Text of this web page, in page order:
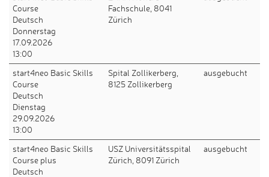
Course
Deutsch
Donnerstag
17.09.2026
13:00
Fachschule, 8041
Zürich
start4neo Basic Skills
Course
Deutsch
Dienstag
29.09.2026
13:00
Spital Zollikerberg,
8125 Zollikerberg
ausgebucht
start4neo Basic Skills
Course plus
Deutsch
USZ Universitätsspital
Zürich, 8091 Zürich
ausgebucht